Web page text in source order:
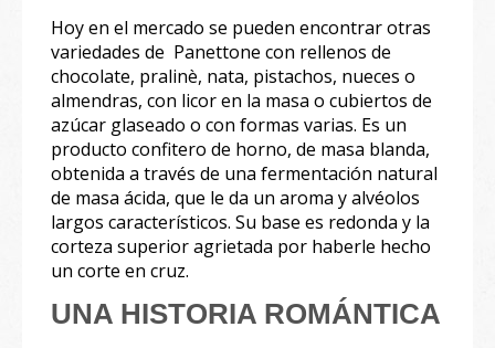
Hoy en el mercado se pueden encontrar otras
variedades de Panettone con rellenos de
chocolate, pralinè, nata, pistachos, nueces o
almendras, con licor en la masa o cubiertos de
azúcar glaseado o con formas varias. Es un
producto confitero de horno, de masa blanda,
obtenida a través de una fermentación natural
de masa ácida, que le da un aroma y alvéolos
largos característicos. Su base es redonda y la
corteza superior agrietada por haberle hecho
un corte en cruz.
UNA HISTORIA ROMÁNTICA